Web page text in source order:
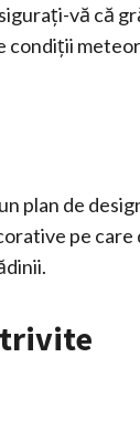
vă că
plan de
pe